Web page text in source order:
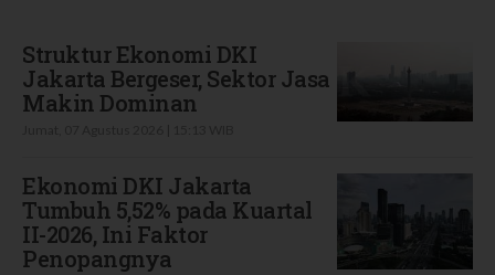
Struktur Ekonomi DKI
Jakarta Bergeser, Sektor Jasa
Makin Dominan
Ekonomi DKI Jakarta
Tumbuh 5,52% pada Kuartal
II-2026, Ini Faktor
Penopangnya